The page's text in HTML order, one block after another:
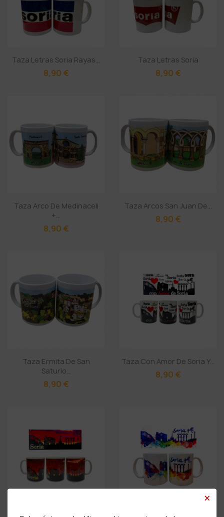
Taza Letras Soria Rayas...
8,90 €
Taza Letras Soria
8,90 €
Taza Arco De Medinaceli
+...
8,90 €
Taza Arcos San Juan De...
8,90 €
Taza Ermita De San
Saturio...
8,90 €
Taza Con Amor De Soria Y...
8,90 €
×